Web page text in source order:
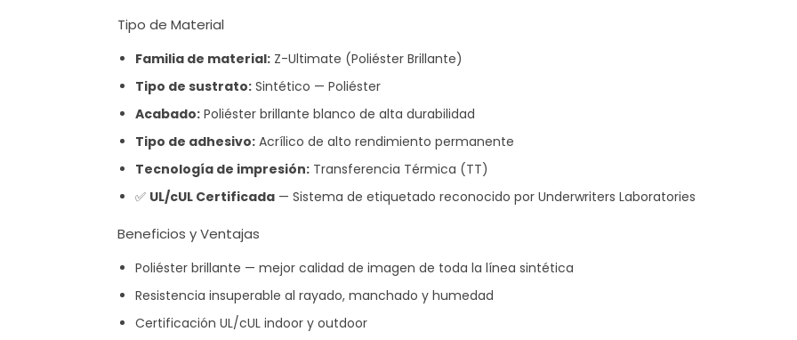
Tipo de Material
Familia de material: Z-Ultimate (Poliéster Brillante)
Tipo de sustrato: Sintético — Poliéster
Acabado: Poliéster brillante blanco de alta durabilidad
Tipo de adhesivo: Acrílico de alto rendimiento permanente
Tecnología de impresión: Transferencia Térmica (TT)
✅ UL/cUL Certificada — Sistema de etiquetado reconocido por Underwriters Laboratories
Beneficios y Ventajas
Poliéster brillante — mejor calidad de imagen de toda la línea sintética
Resistencia insuperable al rayado, manchado y humedad
Certificación UL/cUL indoor y outdoor